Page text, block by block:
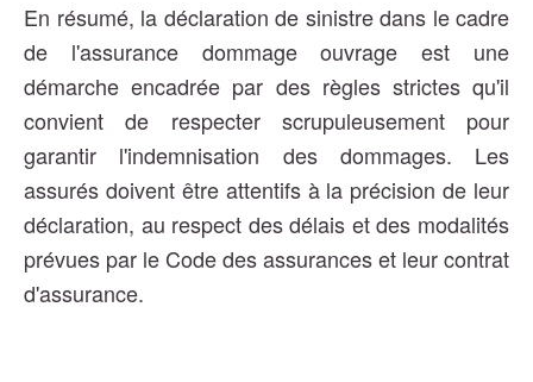
En résumé, la déclaration de sinistre dans le cadre
de l'assurance dommage ouvrage est une
démarche encadrée par des règles strictes qu'il
convient de respecter scrupuleusement pour
garantir l'indemnisation des dommages. Les
assurés doivent être attentifs à la précision de leur
déclaration, au respect des délais et des modalités
prévues par le Code des assurances et leur contrat
d'assurance.